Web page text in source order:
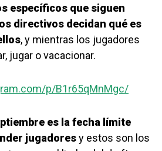
específicos que siguen
directivos decidan qué es
, y mientras los jugadores
jugar o vacacionar.
p/B1r65qMnMgc/
es la fecha límite
jugadoresy estos son los